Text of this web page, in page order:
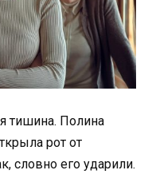
тишина. Полина
рот от
словно его ударили.